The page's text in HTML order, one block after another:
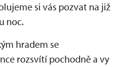
si vás pozvat na již
noc.
hradem se
rozsvítí pochodně a vy